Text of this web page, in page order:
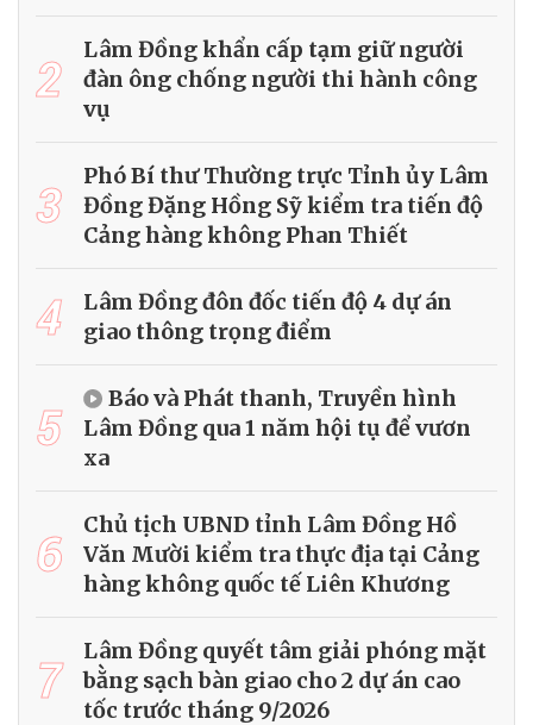
2
Lâm Đồng khẩn cấp tạm giữ người
đàn ông chống người thi hành công
vụ
3
Phó Bí thư Thường trực Tỉnh ủy Lâm
Đồng Đặng Hồng Sỹ kiểm tra tiến độ
Cảng hàng không Phan Thiết
4
Lâm Đồng đôn đốc tiến độ 4 dự án
giao thông trọng điểm
5
Báo và Phát thanh, Truyền hình
Lâm Đồng qua 1 năm hội tụ để vươn
xa
6
Chủ tịch UBND tỉnh Lâm Đồng Hồ
Văn Mười kiểm tra thực địa tại Cảng
hàng không quốc tế Liên Khương
7
Lâm Đồng quyết tâm giải phóng mặt
bằng sạch bàn giao cho 2 dự án cao
tốc trước tháng 9/2026